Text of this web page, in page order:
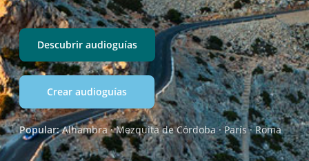
Descubrir audioguías
Crear audioguías
Popular:Alhambra · Mezquita de Córdoba · París · Roma